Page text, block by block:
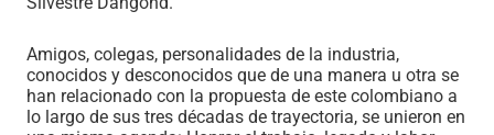
Amigos, colegas, personalidades de la industria,
conocidos y desconocidos que de una manera u otra se
han relacionado con la propuesta de este colombiano a
lo largo de sus tres décadas de trayectoria, se unieron en